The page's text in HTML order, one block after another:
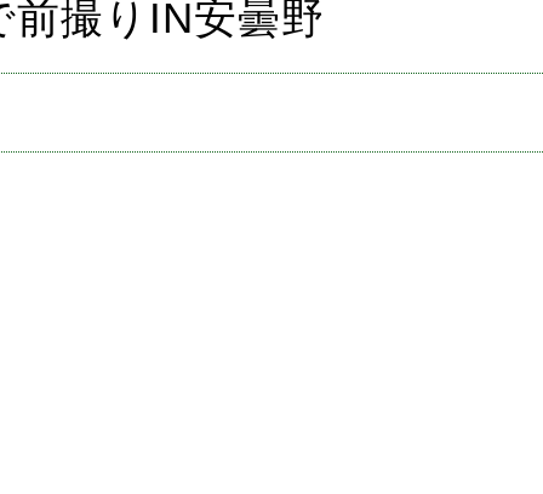
前撮りIN安曇野